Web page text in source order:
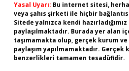
Yasal Uyarı: Bu internet sitesi,
veya şahıs şirketi ile hiçbir
Sitede yalnızca kendi
paylaşılmaktadır. Burada yer alan
taşımamakta olup, gerçek kurum
paylaşım yapılmamaktadır.
benzerlikleri tamamen tesadüfidir.